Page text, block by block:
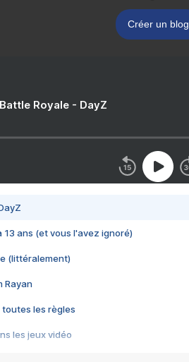
Créer un blog
Royale - DayZ
13 ans (et vous l'avez ignoré)
(littéralement)
Rayan
toutes les règles
les jeux vidéo